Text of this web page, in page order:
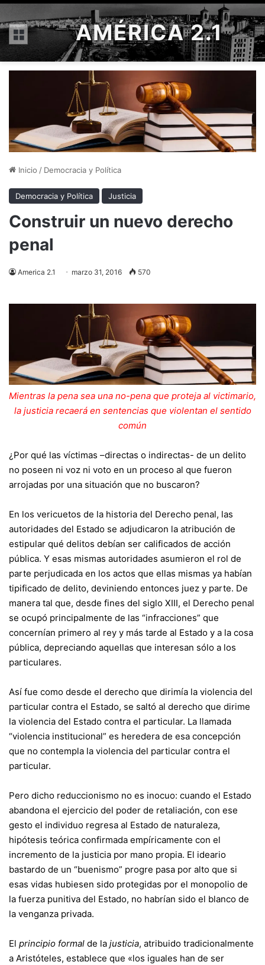
Menú AMÉRICA 2.1
Inicio / Democracia y Política
Democracia y Política Justicia
Construir un nuevo derecho
penal
America 2.1 marzo 31, 2016 570
Mientras la pena sea una no-pena que proteja al victimario,
la justicia recaerá en sentencias que violentan el sentido
común
¿Por qué las víctimas –directas o indirectas- de un delito
no poseen ni voz ni voto en un proceso al que fueron
arrojadas por una situación que no buscaron?
En los vericuetos de la historia del Derecho penal, las
autoridades del Estado se adjudicaron la atribución de
estipular qué delitos debían ser calificados de acción
pública. Y esas mismas autoridades asumieron el rol de
parte perjudicada en los actos que ellas mismas ya habían
tipificado de delito, deviniendo entonces juez y parte. De
manera tal que, desde fines del siglo XIII, el Derecho penal
se ocupó principalmente de las “infracciones” que
concernían primero al rey y más tarde al Estado y a la cosa
pública, depreciando aquellas que interesan sólo a los
particulares.
Así fue como desde el derecho que dirimía la violencia del
particular contra el Estado, se saltó al derecho que dirime
la violencia del Estado contra el particular. La llamada
“violencia institucional” es heredera de esa concepción
que no contempla la violencia del particular contra el
particular.
Pero dicho reduccionismo no es inocuo: cuando el Estado
abandona el ejercicio del poder de retaliación, con ese
gesto el individuo regresa al Estado de naturaleza,
hipótesis teórica confirmada empíricamente con el
incremento de la justicia por mano propia. El ideario
bastardo de un “buenismo” progre pasa por alto que si
esas vidas hubiesen sido protegidas por el monopolio de
la fuerza punitiva del Estado, no habrían sido el blanco de
la venganza privada.
El principio formal de la justicia, atribuido tradicionalmente
a Aristóteles, establece que «los iguales han de ser